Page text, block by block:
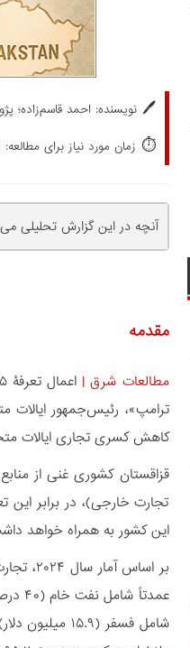
🖊️نویسنده: احمد قاسم‌زاده؛
⏱️ زمان مورد نیاز برای مطالعه: 13 دقیقه
آنچه در این گزارش تحلیلی
مقدمه
مطالعات شرق|
کاهش کسری تجاری ایالات متحده اتخاذ شده،
تجارت خارجی)، در برابر این
این کشور به همراه خواهد